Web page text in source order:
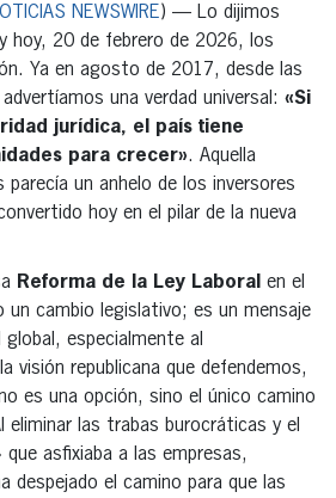
NEWSWIRE) — Lo dijimos
hoy, 20 de febrero de 2026, los
Ya en agosto de 2017, desde las
una verdad universal: «Si
jurídica, el país tiene
para crecer». Aquella
un anhelo de los inversores
hoy en el pilar de la nueva
Reforma de la Ley Laboral en el
un cambio legislativo; es un mensaje
especialmente al
visión republicana que defendemos,
es una opción, sino el único camino
eliminar las trabas burocráticas y el
asfixiaba a las empresas,
despejado el camino para que las